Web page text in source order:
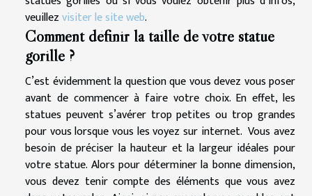
veuillezvisiter le site web.
Comment définir la taille de votre statue
gorille ?
C’est évidemment la question que vous devez vous poser
avant de commencer à faire votre choix. En effet, les
statues peuvent s’avérer trop petites ou trop grandes
pour vous lorsque vous les voyez sur internet. Vous avez
besoin de préciser la hauteur et la largeur idéales pour
votre statue. Alors pour déterminer la bonne dimension,
vous devez tenir compte des éléments que vous avez